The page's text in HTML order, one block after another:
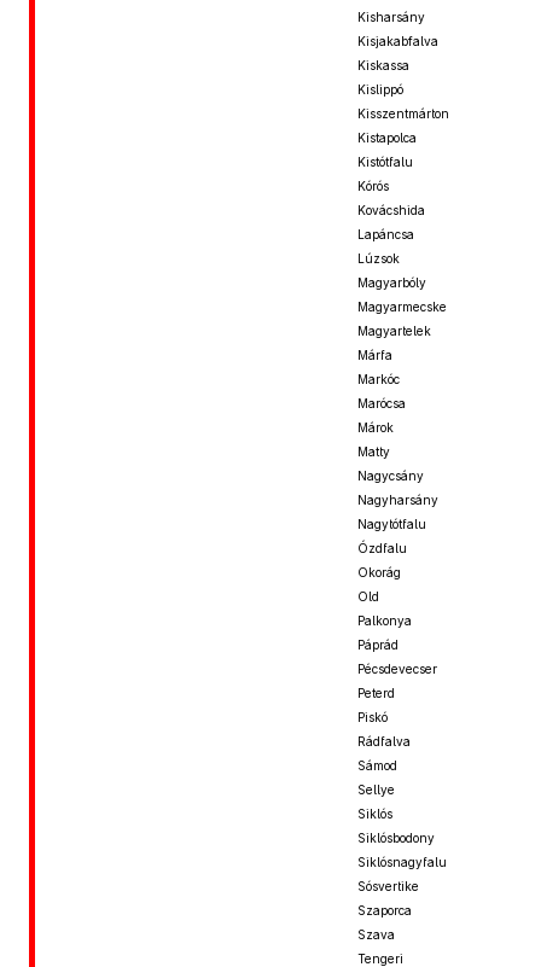
Kisharsány
Kisjakabfalva
Kiskassa
Kislippó
Kisszentmárton
Kistapolca
Kistótfalu
Kórós
Kovácshida
Lapáncsa
Lúzsok
Magyarbóly
Magyarmecske
Magyartelek
Márfa
Markóc
Marócsa
Márok
Matty
Nagycsány
Nagyharsány
Nagytótfalu
Ózdfalu
Okorág
Old
Palkonya
Páprád
Pécsdevecser
Peterd
Piskó
Rádfalva
Sámod
Sellye
Siklós
Siklósbodony
Siklósnagyfalu
Sósvertike
Szaporca
Szava
Tengeri